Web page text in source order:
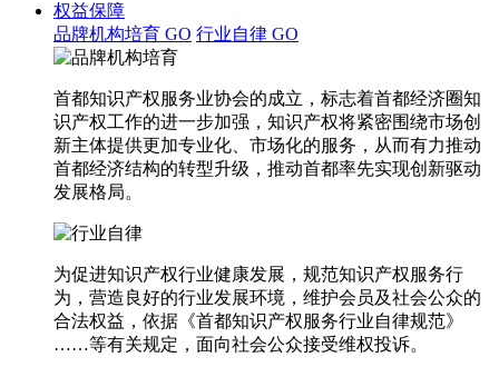
权益保障
品牌机构培育 GO 行业自律 GO
首都知识产权服务业协会的成立，标志着首都经济圈知
识产权工作的进一步加强，知识产权将紧密围绕市场创
新主体提供更加专业化、市场化的服务，从而有力推动
首都经济结构的转型升级，推动首都率先实现创新驱动
发展格局。
为促进知识产权行业健康发展，规范知识产权服务行
为，营造良好的行业发展环境，维护会员及社会公众的
合法权益，依据《首都知识产权服务行业自律规范》
……等有关规定，面向社会公众接受维权投诉。